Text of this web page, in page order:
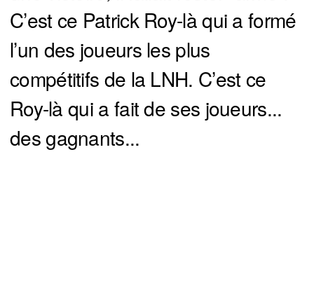
C’est ce Patrick Roy-là qui a formé
l’un des joueurs les plus
compétitifs de la LNH. C’est ce
Roy-là qui a fait de ses joueurs...
des gagnants...